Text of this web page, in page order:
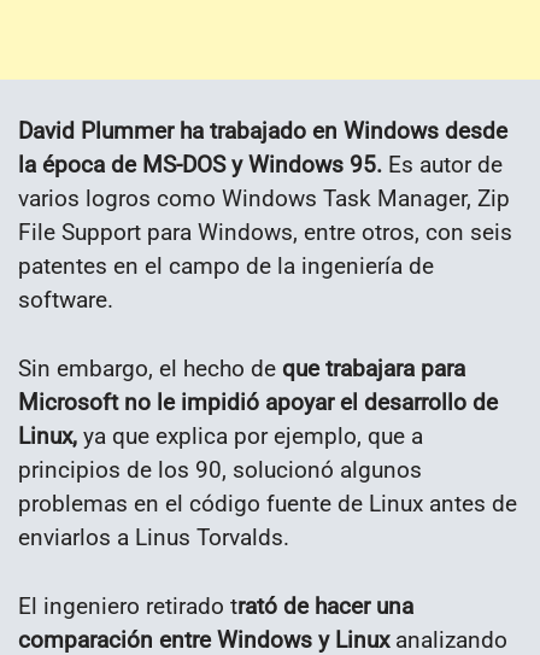
David Plummer ha trabajado en Windows desde
la época de MS-DOS y Windows 95. Es autor de
varios logros como Windows Task Manager, Zip
File Support para Windows, entre otros, con seis
patentes en el campo de la ingeniería de
software.
Sin embargo, el hecho de que trabajara para
Microsoft no le impidió apoyar el desarrollo de
Linux, ya que explica por ejemplo, que a
principios de los 90, solucionó algunos
problemas en el código fuente de Linux antes de
enviarlos a Linus Torvalds.
El ingeniero retirado trató de hacer una
comparación entre Windows y Linuxanalizando